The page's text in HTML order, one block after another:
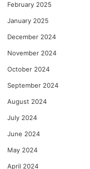
February 2025
January 2025
December 2024
November 2024
October 2024
September 2024
August 2024
July 2024
June 2024
May 2024
April 2024